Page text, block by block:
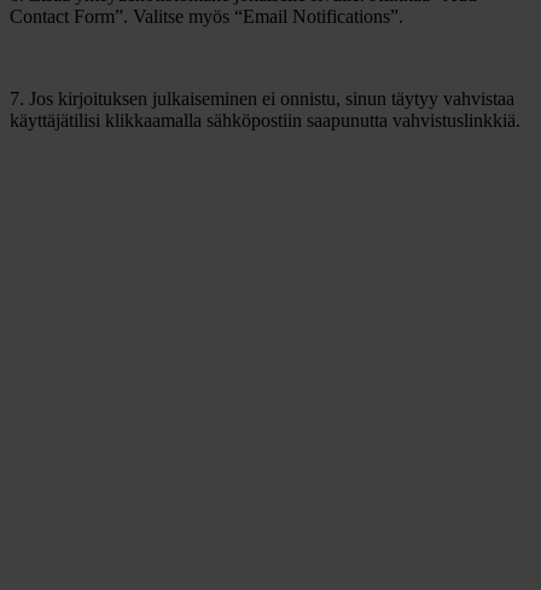
Contact Form”. Valitse myös “Email Notifications”.
7. Jos kirjoituksen julkaiseminen ei onnistu, sinun täytyy vahvistaa
käyttäjätilisi klikkaamalla sähköpostiin saapunutta vahvistuslinkkiä.